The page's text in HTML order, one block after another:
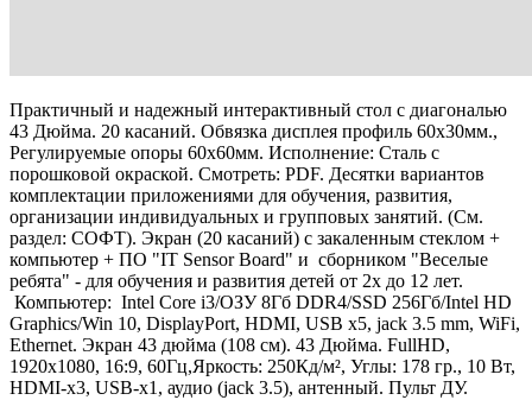
Практичный и надежный интерактивный стол с диагональю
43 Дюйма. 20 касаний. Обвязка дисплея профиль 60х30мм.,
Регулируемые опоры 60х60мм. Исполнение: Сталь с
порошковой окраской. Смотреть: PDF. Десятки вариантов
комплектации приложениями для обучения, развития,
организации индивидуальных и групповых занятий. (См.
раздел: СОФТ). Экран (20 касаний) с закаленным стеклом +
компьютер + ПО "IT Sensor Board" и сборником "Веселые
ребята" - для обучения и развития детей от 2х до 12 лет.
Компьютер: Intel Core i3/ОЗУ 8Гб DDR4/SSD 256Гб/Intel HD
Graphics/Win 10, DisplayPort, HDMI, USB х5, jack 3.5 mm, WiFi,
Ethernet. Экран 43 дюйма (108 см). 43 Дюйма. FullHD,
1920x1080, 16:9, 60Гц,Яркость: 250Кд/м², Углы: 178 гр., 10 Вт,
HDMI-х3, USB-х1, аудио (jack 3.5), антенный. Пульт ДУ.